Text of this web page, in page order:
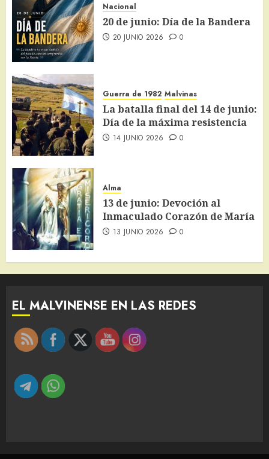
Nacional
20 de junio: Día de la Bandera
20 JUNIO 2026 0
Guerra de 1982 Malvinas
La batalla final del 14 de junio:
Día de la máxima resistencia
14 JUNIO 2026 0
Alma
13 de junio: Devoción al
Inmaculado Corazón de María
13 JUNIO 2026 0
EL MALVINENSE EN LAS REDES